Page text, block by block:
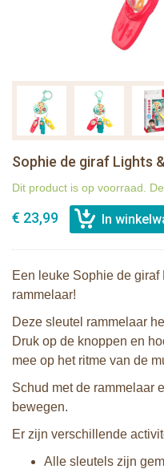
Sophie de giraf Lights
Dit product is op voorraad.
€ 23,99
Een leuke Sophie de giraf
rammelaar!
Deze sleutel rammelaar
Druk op de knoppen en
mee op het ritme van de
Schud met de rammelaar
bewegen.
Er zijn verschillende
Alle sleutels zijn